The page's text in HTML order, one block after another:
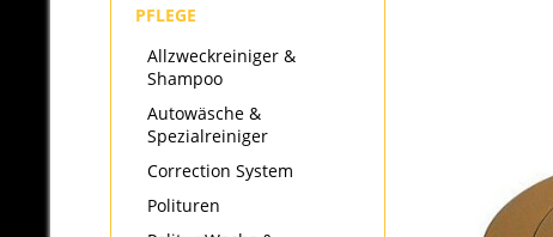
PFLEGE
Allzweckreiniger &
Shampoo
Autowäsche &
Spezialreiniger
Correction System
Polituren